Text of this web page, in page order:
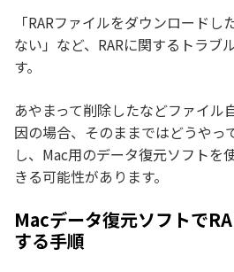
「RARファイルをダウンロード
ない」など、RARに関するトラブ
す。
あやまって削除したなどファイル
因の場合、そのままではどうやっ
し、Mac用のデータ復元ソフトを
きる可能性があります。
Macデータ復元ソフトで
する手順